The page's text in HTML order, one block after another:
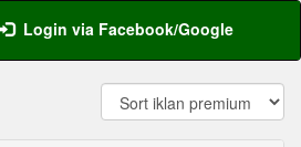
Login via Facebook/Google